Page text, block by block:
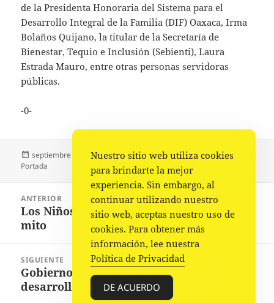
de la Presidenta Honoraria del Sistema para el
Desarrollo Integral de la Familia (DIF) Oaxaca, Irma
Bolaños Quijano, la titular de la Secretaría de
Bienestar, Tequio e Inclusión (Sebienti), Laura
Estrada Mauro, entre otras personas servidoras
públicas.
-0-
Publicado
el
septiembre 13, 2023 Autor
Comunicado Gobierno Categorías
Gobierno
Portada
entradas
ANTERIOR
Entrada
anterior:
Los Niños Héroes, entre la historia y el
mito
SIGUIENTE
Siguiente
entrada:
Gobierno de Salomón Jara impulsa el
desarrollo de la juventud oaxaqueña
Nuestro sitio web utiliza cookies
para brindarte la mejor
experiencia. Sin embargo, al
continuar utilizando nuestro
sitio web, aceptas nuestro uso de
cookies. Para obtener más
información, lee nuestra
Política de Privacidad
DE ACUERDO